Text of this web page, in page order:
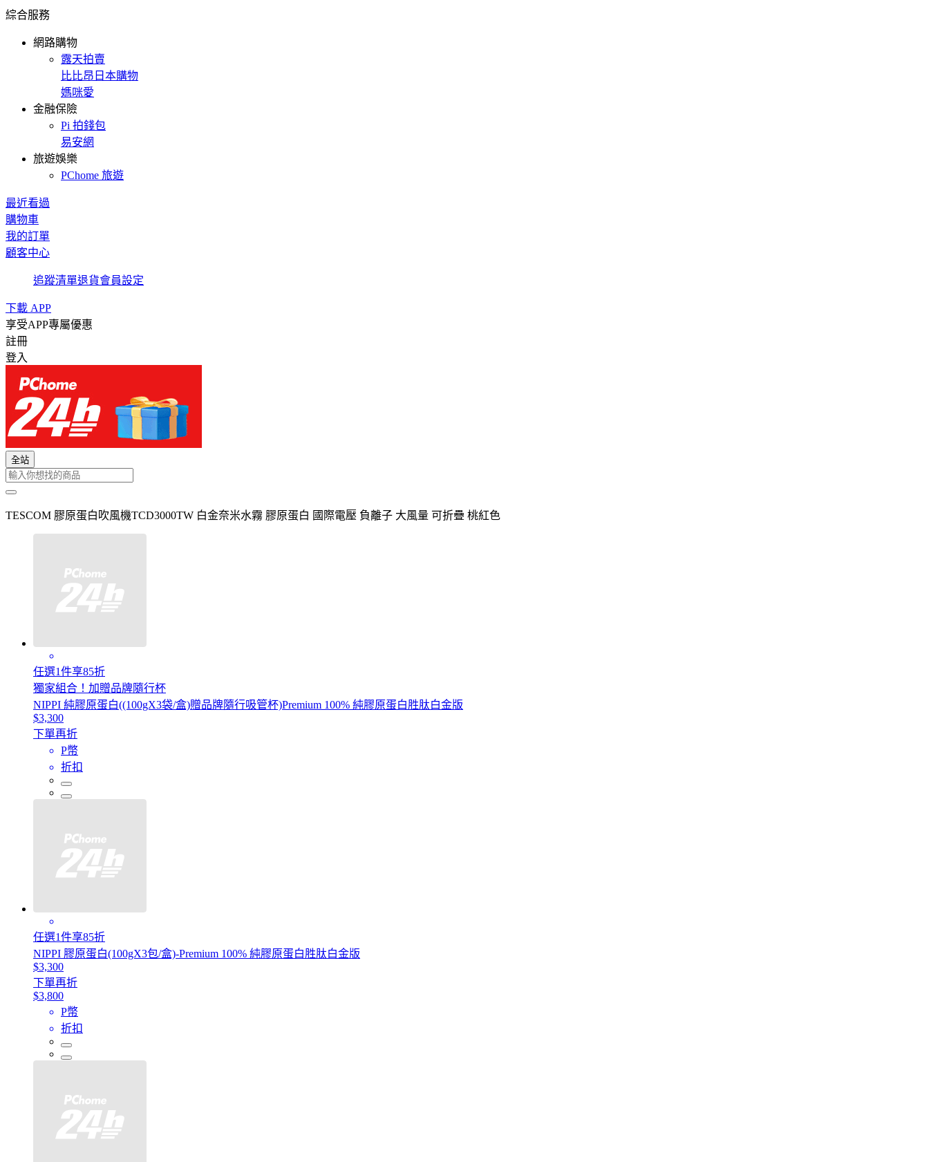
綜合服務
網路購物
露天拍賣
比比昂日本購物
媽咪愛
金融保險
Pi 拍錢包
易安網
旅遊娛樂
PChome 旅遊
最近看過
購物車
我的訂單
顧客中心
追蹤清單退貨會員設定
下載 APP
享受APP專屬優惠
註冊
登入
全站
TESCOM 膠原蛋白吹風機TCD3000TW 白金奈米水霧 膠原蛋白 國際電壓 負離子 大風量 可折疊 桃紅色
任選1件享85折
獨家組合！加贈品牌隨行杯
NIPPI 純膠原蛋白((100gX3袋/盒)贈品牌隨行吸管杯)Premium 100% 純膠原蛋白胜肽白金版
$3,300
下單再折
P幣
折扣
任選1件享85折
NIPPI 膠原蛋白(100gX3包/盒)-Premium 100% 純膠原蛋白胜肽白金版
$3,300
下單再折
$3,800
P幣
折扣